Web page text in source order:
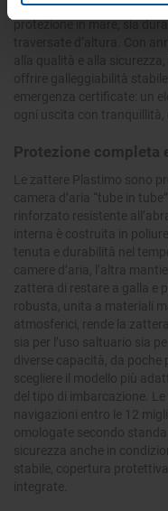
soluzioni più affidabili e
protezione in mare, sia
alla qualità e alla
offrire galleggiabilità
emergenza certificate: un
ogni uscita con tranquillità,
Protezione completa
Le zattere Plastimo sono
camera d’aria “tube in
rinforzato resistente
interna è costruita in
tenuta e durabilità nel
camere d’aria, l’altra
zattera di restare a galla e
robusta, unita a materiali
atmosferici, rende la
sia per l’uso saltuario sia
diverse capacità, da poche
scegliere il modello più
del tipo di imbarcazione.
navigazioni entro le 12
omologate secondo
sicurezza anche in
stabile, copertura
integrate.